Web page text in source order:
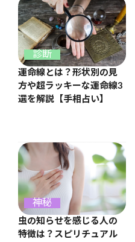
診断
運命線とは？形状別の見
方や超ラッキーな運命線3
選を解説【手相占い】
神秘
虫の知らせを感じる人の
特徴は？スピリチュアル